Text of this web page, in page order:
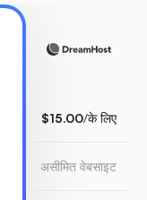
$15.00/के लिए
असीमित वेबसाइट